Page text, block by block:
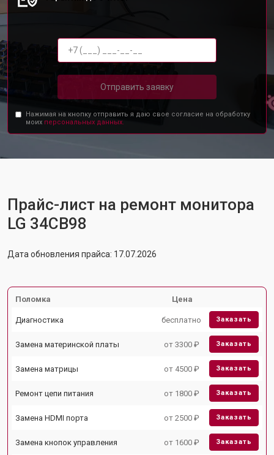
Отправить заявку
Нажимая на кнопку отправить я даю свое согласие на обработку
моих персональных данных.
Прайс-лист на ремонт монитора
LG 34CB98
Дата обновления прайса: 17.07.2026
Поломка Цена
Диагностика бесплатно Заказать
Замена материнской платы от 3300 ₽ Заказать
Замена матрицы от 4500 ₽ Заказать
Ремонт цепи питания от 1800 ₽ Заказать
Замена HDMI порта от 2500 ₽ Заказать
Замена кнопок управления от 1600 ₽ Заказать